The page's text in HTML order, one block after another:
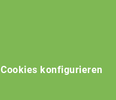
Cookies konfigurieren